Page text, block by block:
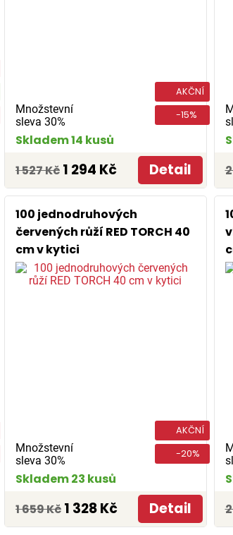
Množstevní
sleva 30%
AKČNÍ
-15%
Skladem 14 kusů
1 527 Kč 1 294 Kč Detail
100 jednodruhových
červených růží RED TORCH 40
cm v kytici
Množstevní
sleva 30%
AKČNÍ
-20%
Skladem 23 kusů
1 659 Kč 1 328 Kč Detail